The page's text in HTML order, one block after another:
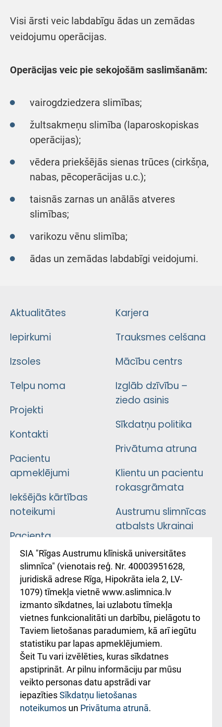
Visi ārsti veic labdabīgu ādas un zemādas
veidojumu operācijas.
Operācijas veic pie sekojošām saslimšanām:
vairogdziedzera slimības;
žultsakmeņu slimība (laparoskopiskas
operācijas);
vēdera priekšējās sienas trūces (cirkšņa,
nabas, pēcoperācijas u.c.);
taisnās zarnas un anālās atveres
slimības;
varikozu vēnu slimība;
ādas un zemādas labdabīgi veidojumi.
Aktualitātes
Iepirkumi
Izsoles
Telpu noma
Projekti
Kontakti
Pacientu
apmeklējumi
Iekšējās kārtības
noteikumi
Pacienta
atsauksmju/sūdzību
iesniegšanas
kārtība
Kā pie mums nokļūt
Rēķinu apmaksas
ceļvedis
Rekvizīti un
ārstniecības
iestādes kods
010000234
Karjera
Trauksmes celšana
Mācību centrs
Izglāb dzīvību –
ziedo asinis
Sīkdatņu politika
Privātuma atruna
Klientu un pacientu
rokasgrāmata
Austrumu slimnīcas
atbalsts Ukrainai
Підтримка Східної
лікарні та співпраця з
Україною
SIA "Rīgas Austrumu klīniskā universitātes
slimnīca" (vienotais reģ. Nr. 40003951628,
juridiskā adrese Rīga, Hipokrāta iela 2, LV-
1079) tīmekļa vietnē www.aslimnica.lv
izmanto sīkdatnes, lai uzlabotu tīmekļa
vietnes funkcionalitāti un darbību, pielāgotu to
Taviem lietošanas paradumiem, kā arī iegūtu
statistiku par lapas apmeklējumiem.
Šeit Tu vari izvēlēties, kuras sīkdatnes
apstiprināt. Ar pilnu informāciju par mūsu
veikto personas datu apstrādi var
iepazītiesSīkdatņu lietošanas
noteikumos un Privātuma atrunā.